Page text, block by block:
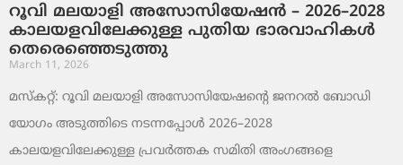
റൂവി മലയാളി അസോസിയേഷൻ – 2026–2028
കാലയളവിലേക്കുള്ള പുതിയ ഭാരവാഹികൾ
തെരെഞ്ഞെടുത്തു
March 11, 2026
മസ്കറ്റ്: റൂവി മലയാളി അസോസിയേഷന്റെ ജനറൽ ബോഡി
യോഗം അടുത്തിടെ നടന്നപ്പോൾ 2026–2028
കാലയളവിലേക്കുള്ള പ്രവർത്തക സമിതി അംഗങ്ങളെ